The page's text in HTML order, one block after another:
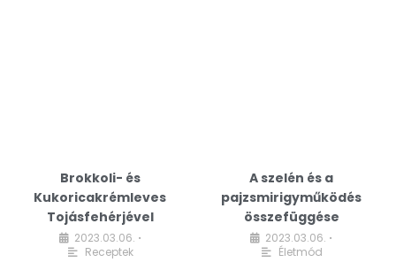
Brokkoli- és
Kukoricakrémleves
Tojásfehérjével
2023.03.06. •
Receptek
A szelén és a
pajzsmirigyműködés
összefüggése
2023.03.06. •
Életmód